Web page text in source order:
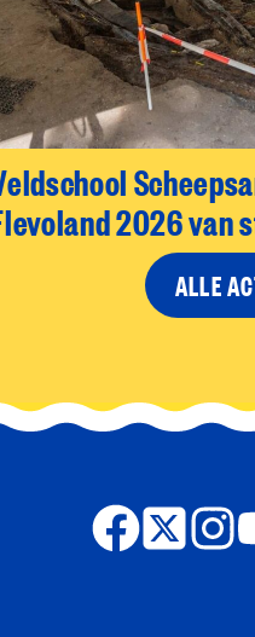
2026 van
ALLE